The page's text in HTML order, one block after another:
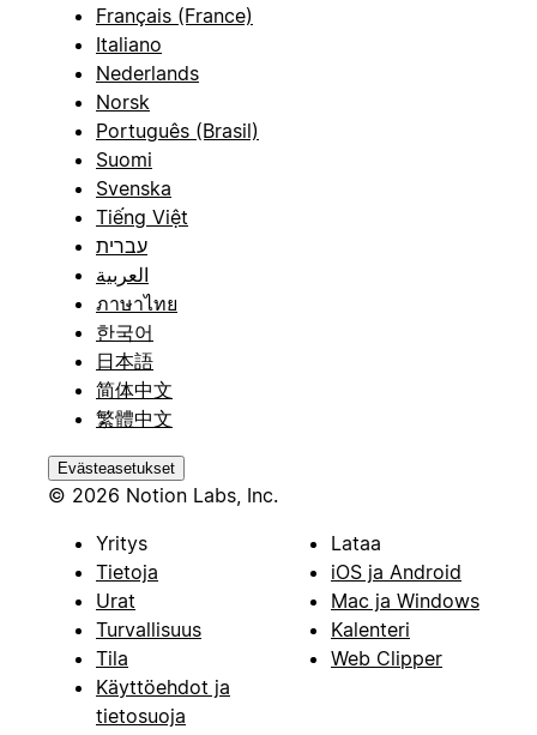
Français (France)
Italiano
Nederlands
Norsk
Português (Brasil)
Suomi
Svenska
Tiếng Việt
עברית
العربية
ภาษาไทย
한국어
日本語
简体中文
繁體中文
Evästeasetukset
© 2026 Notion Labs, Inc.
Yritys
Tietoja
Urat
Turvallisuus
Tila
Käyttöehdot ja
tietosuoja
Lataa
iOS ja Android
Mac ja Windows
Kalenteri
Web Clipper